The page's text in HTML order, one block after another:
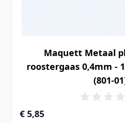
Maquett Metaal
roostergaas 0,4mm -
(801-
€ 5,85